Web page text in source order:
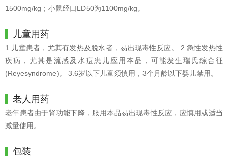
1500mg/kg；小鼠经口LD50为1100mg/kg。
儿童用药
1.儿童患者，尤其有发热及脱水者，易出现毒性反应。 2.急性发热性
疾病，尤其是流感及水痘患儿应用本品，可能发生瑞氏综合征
(Reyesyndrome)。 3.6岁以下儿童须慎用，3个月龄以下婴儿禁用。
老人用药
老年患者由于肾功能下降，服用本品易出现毒性反应，应慎用或适当
减量使用。
包装